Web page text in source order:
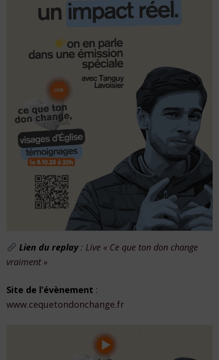
Lien du replay: Live « Ce que ton don change
vraiment »
Site de l’évènement :
www.cequetondonchange.fr